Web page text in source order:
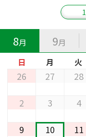
8月 9月
日
月 火
26 27 28
2 3 4
9 10 11